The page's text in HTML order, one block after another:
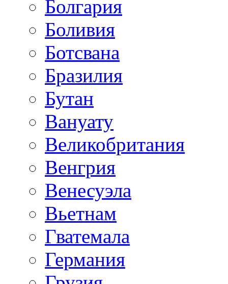
Болгария
Боливия
Ботсвана
Бразилия
Бутан
Вануату
Великобритания
Венгрия
Венесуэла
Вьетнам
Гватемала
Германия